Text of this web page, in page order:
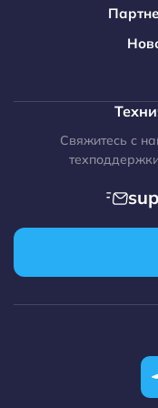
Свяжитесь с